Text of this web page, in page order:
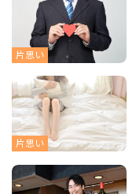
片思い
片思い